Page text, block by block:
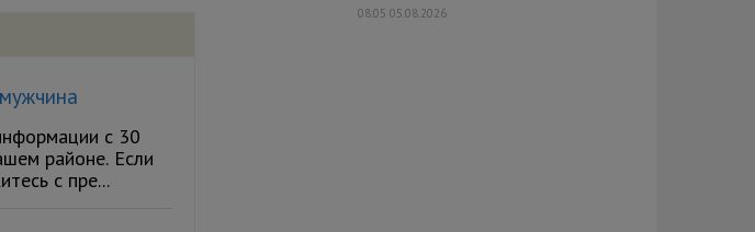
с 30
районе. Если
с пре...
08:05 05.08.2026